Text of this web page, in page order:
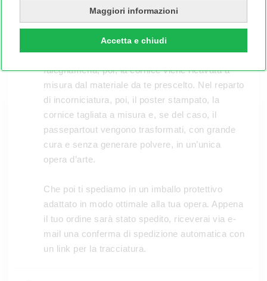
Maggiori informazioni
Accetta e chiudi
soggetto viene innanzitutto stampato su carta
fotografica di qualità, che poi può essere
provvista di laminazione opaca o lucida per una
protezione aggiuntiva. Nel nostro laboratorio di
falegnameria, poi, la cornice viene ricavata a
misura dal materiale da te prescelto. Nel reparto
di incorniciatura, poi, il poster stampato, la
cornice tagliata a misura e, se del caso, il
passepartout vengono trasformati, con grande
cura e senza generare polvere, in un’unica
opera d’arte.
Che poi ti spediamo in un imballo protettivo
adattato in modo ottimale alla tua opera. Appena
il tuo ordine sarà stato spedito, riceverai via e-
mail una conferma di spedizione automatica con
un link per la tracciatura.